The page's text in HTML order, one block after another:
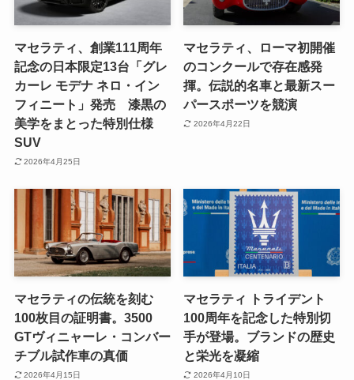
マセラティ、創業111周年
記念の日本限定13台「グレ
カーレ モデナ ネロ・イン
フィニート」発売 漆黒の
美学をまとった特別仕様
SUV
2026年4月25日
マセラティ、ローマ初開催
のコンクールで存在感発
揮。伝説的名車と最新スー
パースポーツを競演
2026年4月22日
マセラティの伝統を刻む
100枚目の証明書。3500
GTヴィニャーレ・コンバー
チブル試作車の真価
2026年4月15日
マセラティ トライデント
100周年を記念した特別切
手が登場。ブランドの歴史
と栄光を凝縮
2026年4月10日